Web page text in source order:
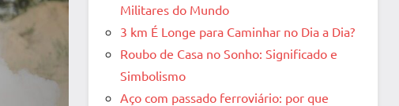
Militares do Mundo
3 km É Longe para Caminhar no Dia a Dia?
Roubo de Casa no Sonho: Significado e
Simbolismo
Aço com passado ferroviário: por que